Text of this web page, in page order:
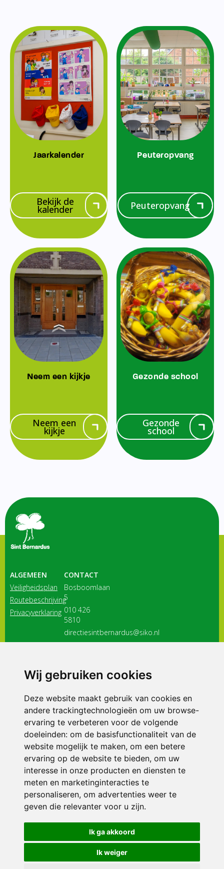
Wij gebruiken cookies
Deze website maakt gebruik van cookies en
andere trackingtechnologieën om uw browse-
ervaring te verbeteren voor de volgende
doeleinden: om de basisfunctionaliteit van de
website mogelijk te maken, om een betere
ervaring op de website te bieden, om uw
interesse in onze producten en diensten te
meten en marketinginteracties te
personaliseren, om advertenties weer te
geven die relevanter voor u zijn.
Ik ga akkoord
Ik weiger
Jaarkalender
Bekijk de
kalender
Peuteropvang
Peuteropvang
Neem een kijkje
Neem een
kijkje
Gezonde school
Gezonde
school
ALGEMEEN
Veiligheidsplan
Routebeschrijving
Privacyverklaring
CONTACT
Bosboomlaan
5
010 426
5810
directiesintbernardus@siko.nl
3116 JB
ONDERDEEL VAN
© 2026 Sint Bernardus | Alle rechten voorbehouden
Privacy policy|Disclaimer| Klachtenregeling|RSIN en Anbi
voorkeuren
Crealisatie The MindOffice